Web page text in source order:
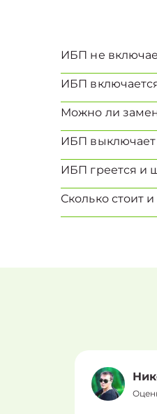
ИБП не
ИБП
Можно ли
ИБП выключает
ИБП греется и
Сколько стоит